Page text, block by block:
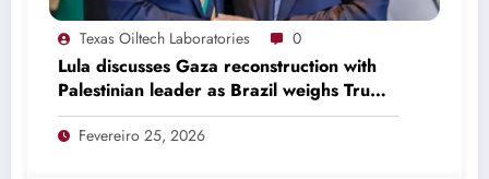
Texas Oiltech Laboratories 0
Lula discusses Gaza reconstruction with
Palestinian leader as Brazil weighs Trump
invitation
Fevereiro 25, 2026